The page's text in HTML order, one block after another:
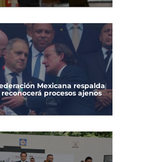
Mexicana respalda
procesos ajenos